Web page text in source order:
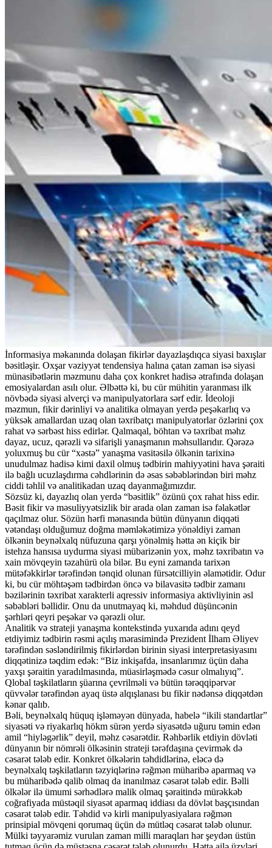
İnformasiya məkanında dolaşan fikirlər dayazlaşdıqca siyasi baxışlar
bəsitləşir. Oxşar vəziyyət tendensiya halına çatan zaman isə siyasi
münasibətlərin məzmunu daha çox konkret hadisə ətrafında dolaşan
emosiyalardan asılı olur. Əlbəttə ki, bu cür mühitin yaranması ilk
növbədə siyasi alverçi və manipulyatorlara sərf edir. İdeoloji
məzmun, fikir dərinliyi və analitika olmayan yerdə peşəkarlıq və
yüksək amallardan uzaq olan təxribatçı manipulyatorlar özlərini çox
rahat və sərbəst hiss edirlər. Qalmaqal, böhtan və təxribat məhz
dayaz, ucuz, qərəzli və sifarişli yanaşmanın məhsullarıdır. Qərəzə
yoluxmuş bu cür “xəstə” yanaşma vasitəsilə ölkənin tarixinə
unudulmaz hadisə kimi daxil olmuş tədbirin mahiyyətini hava şəraiti
ilə bağlı ucuzlaşdırma cəhdlərinin də əsas səbəblərindən biri məhz
ciddi təhlil və analitikadan uzaq dayanmağımızdır.
Sözsüz ki, dayazlıq olan yerdə “bəsitlik” özünü çox rahat hiss edir.
Bəsit fikir və məsuliyyətsizlik bir arada olan zaman isə fəlakətlər
qaçılmaz olur. Sözün hərfi mənasında bütün dünyanın diqqəti
vətəndaşı olduğumuz doğma məmləkətimizə yönəldiyi zaman
ölkənin beynəlxalq nüfuzuna qarşı yönəlmiş hətta ən kiçik bir
istehza hansısa uydurma siyasi mübarizənin yox, məhz təxribatın və
xain mövqeyin təzahürü ola bilər. Bu eyni zamanda tarixən
mütəfəkkirlər tərəfindən tənqid olunan fürsətcilliyin əlamətidir. Odur
ki, bu cür möhtəşəm tədbirdən öncə və bilavasitə tədbir zamanı
bəzilərinin təxribat xarakterli aqressiv informasiya aktivliyinin əsl
səbəbləri bəllidir. Onu da unutmayaq ki, məhdud düşüncənin
şərhləri qeyri peşəkar və qərəzli olur.
Analitik və strateji yanaşma kontekstində yuxarıda adını qeyd
etdiyimiz tədbirin rəsmi açılış mərasimində Prezident İlham Əliyev
tərəfindən səsləndirilmiş fikirlərdən birinin siyasi interpretasiyasını
diqqətinizə təqdim edək: “Biz inkişafda, insanlarımız üçün daha
yaxşı şəraitin yaradılmasında, müasirləşmədə cəsur olmalıyıq”.
Qlobal təşkilatların şüarına çevrilməli və bütün tərəqqipərvər
qüvvələr tərəfindən ayaq üstə alqışlanası bu fikir nədənsə diqqətdən
kənar qalıb.
Bəli, beynəlxalq hüquq işləməyən dünyada, habelə “ikili standartlar”
siyasəti və riyakarlıq hökm sürən yerdə siyasətdə uğuru təmin edən
amil “hiyləgərlik” deyil, məhz cəsarətdir. Rəhbərlik etdiyin dövləti
dünyanın bir nömrəli ölkəsinin strateji tərəfdaşına çevirmək də
cəsarət tələb edir. Konkret ölkələrin təhdidlərinə, eləcə də
beynəlxalq təşkilatların təzyiqlərinə rəğmən müharibə aparmaq və
bu müharibədə qalib olmaq da inanılmaz cəsarət tələb edir. Bəlli
ölkələr ilə ümumi sərhədlərə malik olmaq şəraitində mürəkkəb
coğrafiyada müstəqil siyasət aparmaq iddiası da dövlət başçısından
cəsarət tələb edir. Təhdid və kirli manipulyasiyalara rəğmən
prinsipial mövqeni qorumaq üçün də mütləq cəsarət tələb olunur.
Mülki təyyarəmiz vurulan zaman milli maraqları hər şeydən üstün